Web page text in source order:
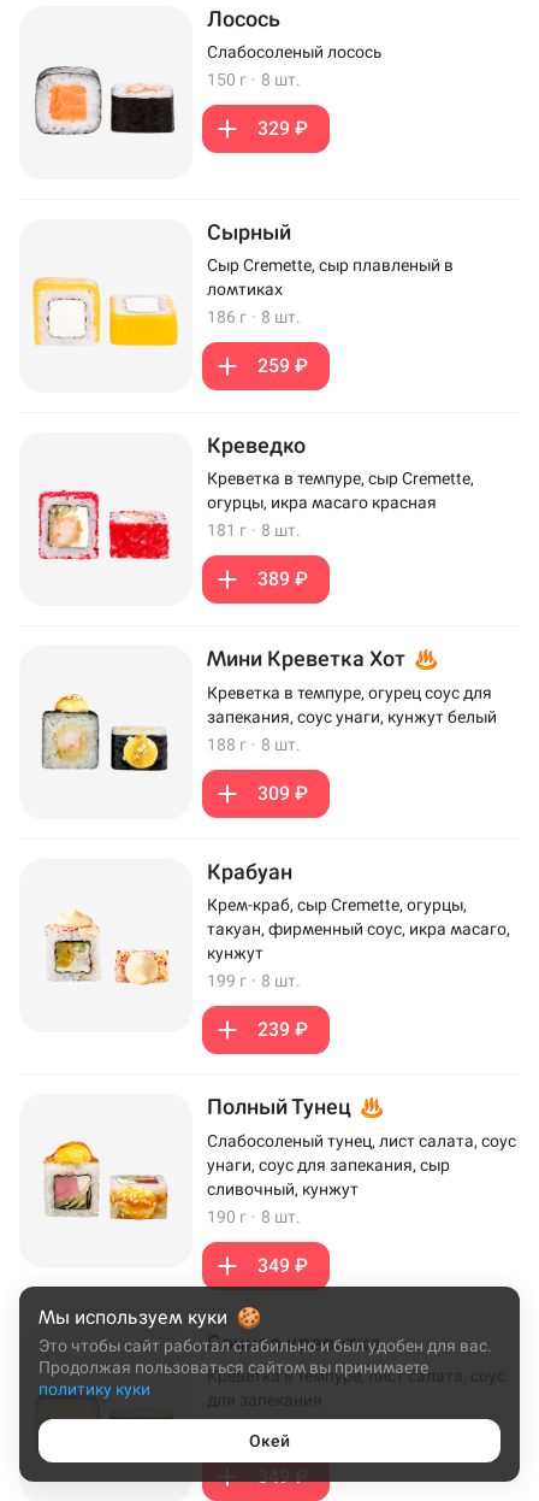
Лосось
Слабосоленый лосось
150 г · 8 шт.
329 ₽
Сырный
Сыр Cremette, сыр плавленый в
ломтиках
186 г · 8 шт.
259 ₽
Креведко
Креветка в темпуре, сыр Cremette,
огурцы, икра масаго красная
181 г · 8 шт.
389 ₽
Мини Креветка Хот
Креветка в темпуре, огурец соус для
запекания, соус унаги, кунжут белый
188 г · 8 шт.
309 ₽
Крабуан
Крем-краб, сыр Cremette, огурцы,
такуан, фирменный соус, икра масаго,
кунжут
199 г · 8 шт.
239 ₽
Полный Тунец
Слабосоленый тунец, лист салата, соус
унаги, соус для запекания, сыр
сливочный, кунжут
190 г · 8 шт.
349 ₽
Сочная креветка
Креветка в темпуре, лист салата, соус
349 ₽
Мы используем куки
Это чтобы сайт работал стабильно и был удобен для вас.
Продолжая пользоваться сайтом вы принимаете
политику куки
Окей